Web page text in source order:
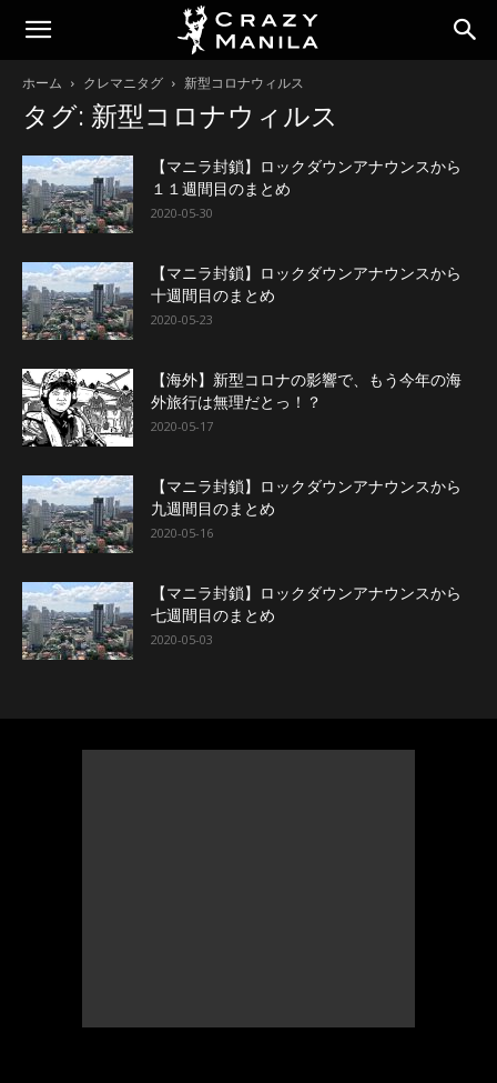
ホーム クレマニタグ 新型コロナウィルス
タグ: 新型コロナウィルス
【マニラ封鎖】ロックダウンアナウンスから
１１週間目のまとめ
2020-05-30
【マニラ封鎖】ロックダウンアナウンスから
十週間目のまとめ
2020-05-23
【海外】新型コロナの影響で、もう今年の海
外旅行は無理だとっ！？
2020-05-17
【マニラ封鎖】ロックダウンアナウンスから
九週間目のまとめ
2020-05-16
【マニラ封鎖】ロックダウンアナウンスから
七週間目のまとめ
2020-05-03